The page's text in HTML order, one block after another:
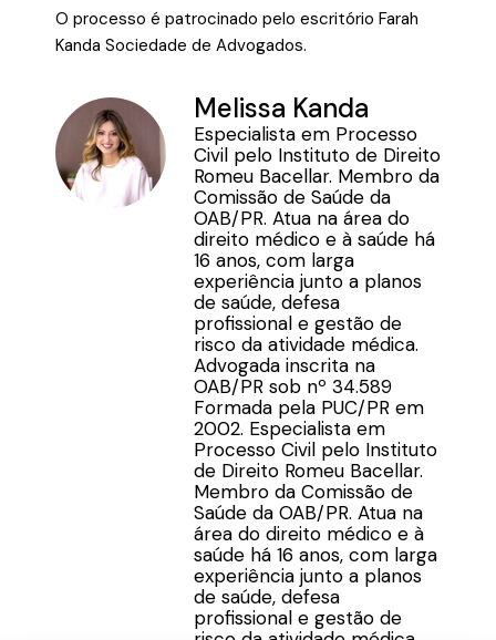
O processo é patrocinado pelo escritório Farah
Kanda Sociedade de Advogados.
Melissa Kanda
Especialista em Processo
Civil pelo Instituto de Direito
Romeu Bacellar. Membro da
Comissão de Saúde da
OAB/PR. Atua na área do
direito médico e à saúde há
16 anos, com larga
experiência junto a planos
de saúde, defesa
profissional e gestão de
risco da atividade médica.
Advogada inscrita na
OAB/PR sob nº 34.589
Formada pela PUC/PR em
2002. Especialista em
Processo Civil pelo Instituto
de Direito Romeu Bacellar.
Membro da Comissão de
Saúde da OAB/PR. Atua na
área do direito médico e à
saúde há 16 anos, com larga
experiência junto a planos
de saúde, defesa
profissional e gestão de